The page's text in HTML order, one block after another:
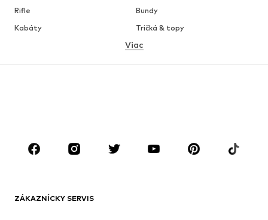
Rifle
Bundy
Kabáty
Tričká & topy
Bielizeň
Sukne
Blúzky & tuniky
Doplnky
Premium
Nové
Viac
ZÁKAZNÍCKY SERVIS